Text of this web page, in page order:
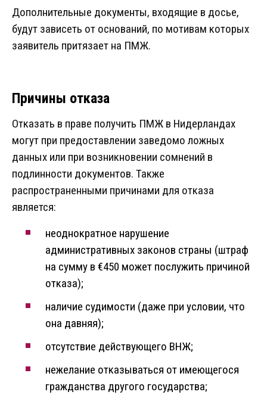
Дополнительные документы, входящие в досье,
будут зависеть от оснований, по мотивам которых
заявитель притязает на ПМЖ.
Причины отказа
Отказать в праве получить ПМЖ в Нидерландах
могут при предоставлении заведомо ложных
данных или при возникновении сомнений в
подлинности документов. Также
распространенными причинами для отказа
является:
неоднократное нарушение
административных законов страны (штраф
на сумму в €450 может послужить причиной
отказа);
наличие судимости (даже при условии, что
она давняя);
отсутствие действующего ВНЖ;
нежелание отказываться от имеющегося
гражданства другого государства;